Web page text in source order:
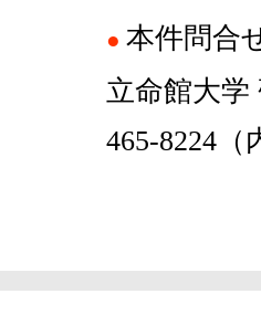
● 本件問合
立命館大
465-8224（